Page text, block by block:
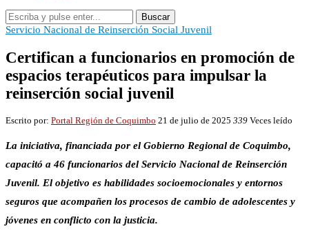
Buscar
Servicio Nacional de Reinserción Social Juvenil
Certifican a funcionarios en promoción de
espacios terapéuticos para impulsar la
reinserción social juvenil
Escrito por: Portal Región de Coquimbo 21 de julio de 2025 339 Veces leído
La iniciativa, financiada por el Gobierno Regional de Coquimbo,
capacitó a 46 funcionarios del Servicio Nacional de Reinserción
Juvenil. El objetivo es habilidades socioemocionales y entornos
seguros que acompañen los procesos de cambio de adolescentes y
jóvenes en conflicto con la justicia.